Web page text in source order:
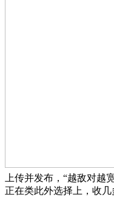
上传并发布，“越敌对越
正在类此外选择上，收